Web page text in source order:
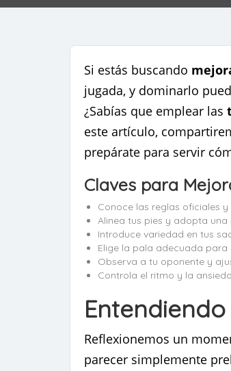
Si estás buscando
jugada, y dominarlo
¿Sabías que emplear las
este artículo,
prepárate para servir
Claves para
Conoce las reglas oficiales
Alinea tus pies y adopta
Introduce variedad en tus
Elige la pala adecuada
Observa a tu oponente y
Controla el ritmo y la
Reflexionemos un
parecer simplemente